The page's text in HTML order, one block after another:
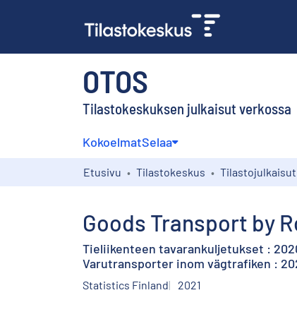
OTOS
Tilastokeskuksen julkaisut verkossa
KokoelmatSelaa
Etusivu Tilastokeskus Tilastojulkaisut
Goods Transport by
Tieliikenteen tavarankuljetukset :
Varutransporter inom vägtrafiken :
Statistics Finland 2021